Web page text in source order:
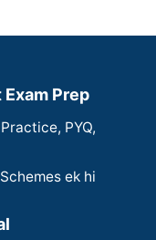
Exam Prep
PYQ,
ek hi